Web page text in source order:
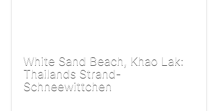
White Sand Beach, Khao Lak:
Thailands Strand-
Schneewittchen